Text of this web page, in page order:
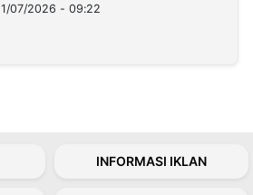
07/2026 - 09:22
INFORMASI IKLAN